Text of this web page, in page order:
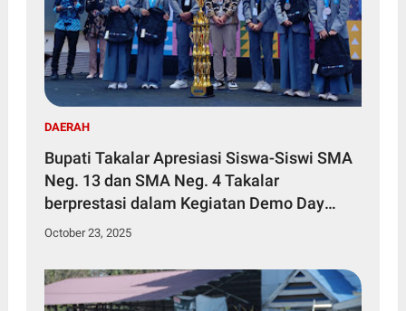
DAERAH
Bupati Takalar Apresiasi Siswa-Siswi SMA
Neg. 13 dan SMA Neg. 4 Takalar
berprestasi dalam Kegiatan Demo Day
(GELAR KARYA) Generasi Terampil
October 23, 2025